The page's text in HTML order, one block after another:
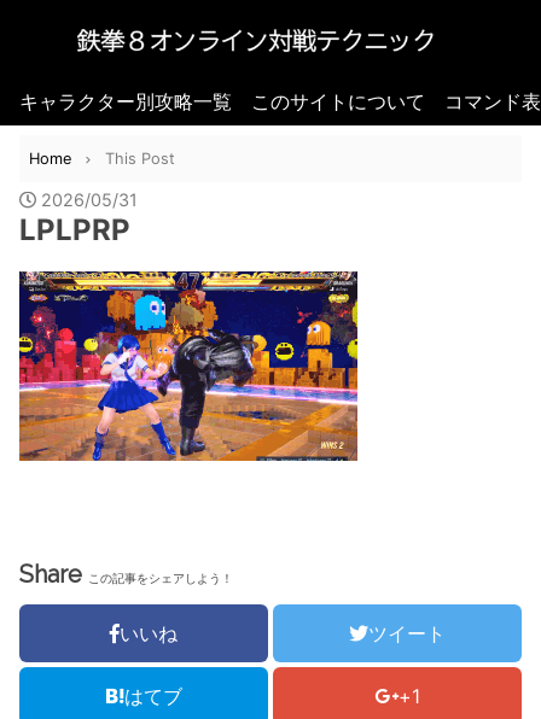
キャラクター別攻略一覧 このサイトについて コマンド
Home This Post
2026/05/31
LPLPRP
Share この記事をシェアしよう！
いいね ツイート
はてブ +1